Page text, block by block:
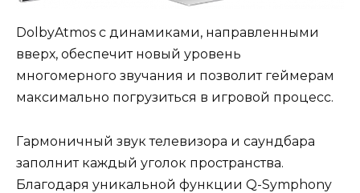
DolbyAtmos с динамиками, направленными
вверх, обеспечит новый уровень
многомерного звучания и позволит геймерам
максимально погрузиться в игровой процесс.
Гармоничный звук телевизора и саундбара
заполнит каждый уголок пространства.
Благодаря уникальной функции Q-Symphony